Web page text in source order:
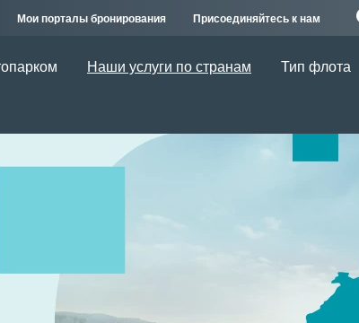
Мои порталы бронирования Присоединяйтесь к нам
Наши услуги по странам Тип флота